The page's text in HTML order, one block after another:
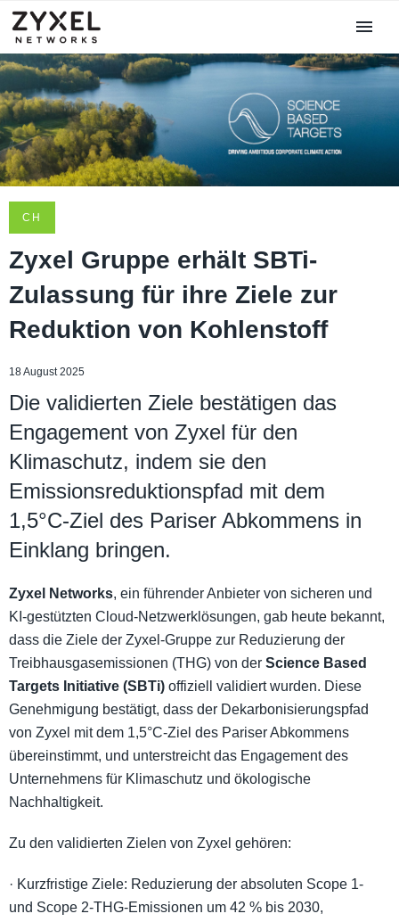
CH
Zyxel Gruppe erhält SBTi-
Zulassung für ihre Ziele zur
Reduktion von Kohlenstoff
18 August 2025
Die validierten Ziele bestätigen das
Engagement von Zyxel für den
Klimaschutz, indem sie den
Emissionsreduktionspfad mit dem
1,5°C-Ziel des Pariser Abkommens in
Einklang bringen.
Zyxel Networks, ein führender Anbieter von sicheren und
KI-gestützten Cloud-Netzwerklösungen, gab heute bekannt,
dass die Ziele der Zyxel-Gruppe zur Reduzierung der
Treibhausgasemissionen (THG) von der Science Based
Targets Initiative (SBTi) offiziell validiert wurden. Diese
Genehmigung bestätigt, dass der Dekarbonisierungspfad
von Zyxel mit dem 1,5°C-Ziel des Pariser Abkommens
übereinstimmt, und unterstreicht das Engagement des
Unternehmens für Klimaschutz und ökologische
Nachhaltigkeit.
Zu den validierten Zielen von Zyxel gehören:
· Kurzfristige Ziele: Reduzierung der absoluten Scope 1-
und Scope 2-THG-Emissionen um 42 % bis 2030,